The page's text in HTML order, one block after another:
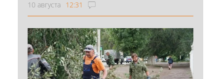
10 августа 12:31